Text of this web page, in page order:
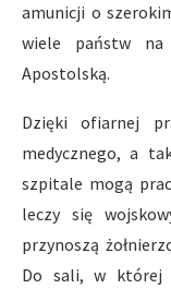
amunicji o
wiele państw
Apostolską.
Dzięki ofiarnej
medycznego, a
szpitale mogą
leczy się
przynoszą
Do sali, w której